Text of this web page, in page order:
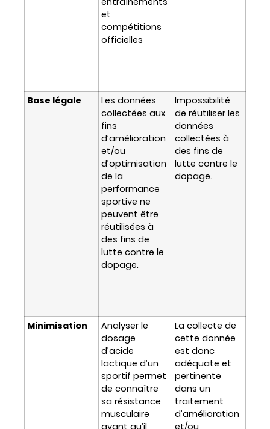
et
compétitions
officielles
Base légale
Les données
collectées aux
fins
d’amélioration
et/ou
d’optimisation
de la
performance
sportive ne
peuvent être
réutilisées à
des fins de
lutte contre le
dopage.
Impossibilité
de réutiliser les
données
collectées à
des fins de
lutte contre le
dopage.
Minimisation
Analyser le
dosage
d’acide
lactique d’un
sportif permet
de connaître
sa résistance
musculaire
La collecte de
cette donnée
est donc
adéquate et
pertinente
dans un
traitement
d’amélioration